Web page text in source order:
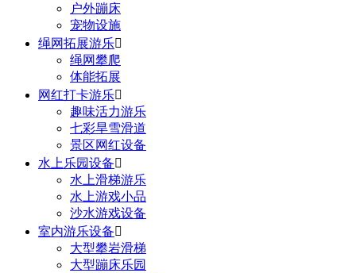
户外蹦床
宠物设施
绳网拓展游乐
绳网攀爬
体能拓展
网红打卡游乐
趣味活力游乐
七彩旱雪滑道
景区网红设备
水上乐园设备
水上滑梯游乐
水上游戏小品
沙水游戏设备
室内游乐设备
大型攀岩滑梯
大型蹦床乐园